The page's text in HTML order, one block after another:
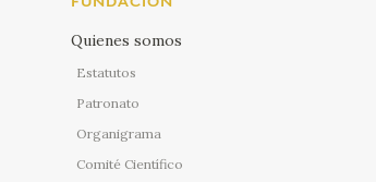
Quienes somos
Estatutos
Patronato
Organigrama
Comité Científico